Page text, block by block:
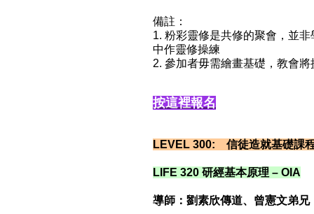
備註：
1. 粉彩靈修是共修的聚會，並
中作靈修操練
2. 參加者毋需繪畫基礎，教會
按這裡報名
LEVEL 300: 信徒造就基礎課
LIFE 320 研經基本原理 – OIA
導師：劉素欣傳道、曾憲文弟兄